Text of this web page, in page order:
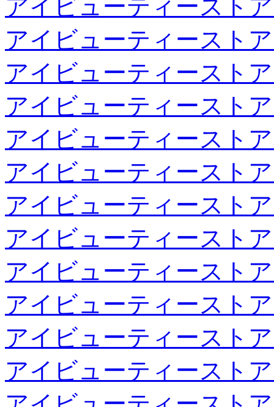
アイビューティースト
アイビューティースト
アイビューティースト
アイビューティースト
アイビューティースト
アイビューティースト
アイビューティースト
アイビューティースト
アイビューティースト
アイビューティースト
アイビューティースト
アイビューティースト